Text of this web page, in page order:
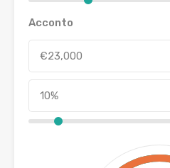
Acconto